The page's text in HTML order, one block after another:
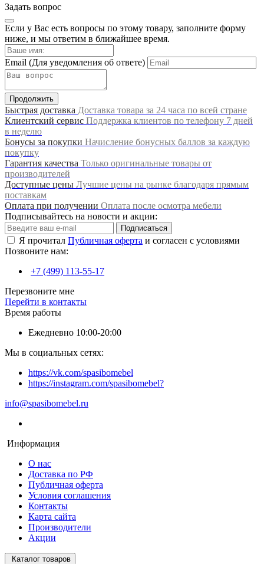
Задать вопрос
Если у Вас есть вопросы по этому товару, заполните форму
ниже, и мы ответим в ближайшее время.
Email (Для уведомления об ответе)
Продолжить
Быстрая доставка Доставка товара за 24 часа по всей стране
Клиентский сервис Поддержка клиентов по телефону 7 дней
в неделю
Бонусы за покупки Начисление бонусных баллов за каждую
покупку
Гарантия качества Только оригинальные товары от
производителей
Доступные цены Лучшие цены на рынке благодаря прямым
поставкам
Оплата при получении Оплата после осмотра мебели
Подписывайтесь на новости и акции:
Подписаться
Я прочитал Публичная оферта и согласен с условиями
Позвоните нам:
+7 (499) 113-55-17
Перезвоните мне
Перейти в контакты
Время работы
Ежедневно 10:00-20:00
Мы в социальных сетях:
https://vk.com/spasibomebel
https://instagram.com/spasibomebel?
info@spasibomebel.ru
Информация
О нас
Доставка по РФ
Публичная оферта
Условия соглашения
Контакты
Карта сайта
Производители
Акции
Каталог товаров